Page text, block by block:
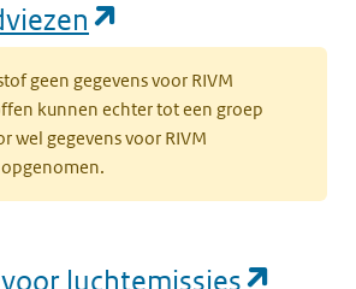
geen gegevens voor RIVM
kunnen echter tot een groep
wel gegevens voor RIVM
luchtemissies